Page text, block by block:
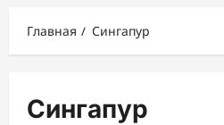
Главная Сингапур
Сингапур